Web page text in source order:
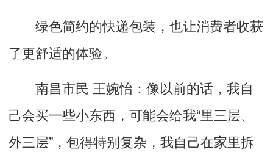
绿色简约的快递包装，也让消费者收获
了更舒适的体验。
南昌市民 王婉怡：像以前的话，我自
己会买一些小东西，可能会给我“里三层、
外三层”，包得特别复杂，我自己在家里拆